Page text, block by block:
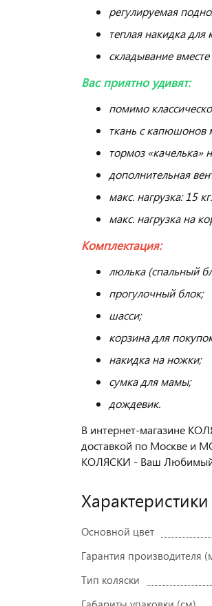
регулируемая
теплая накидка
складывание
Вас приятно удивят:
помимо
ткань с капюшонов
тормоз «качелька»
дополнительная
макс. нагрузка: 15
макс. нагрузка на
Комплектация:
люлька (спальный
прогулочный блок;
шасси;
корзина для
накидка на ножки;
сумка для мамы;
дождевик.
В интернет-магазине
доставкой по Москве и
КОЛЯСКИ - Ваш Любимый
Характеристики
Основной цвет
Гарантия производителя
Тип коляски